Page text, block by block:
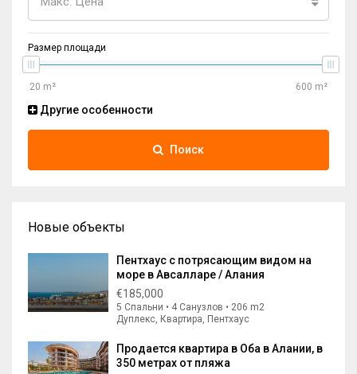
Размер площади
Другие особенности
Поиск
Новые объекты
Пентхаус с потрясающим видом на
море в Авсалларе / Алания
€185,000
5 Спальни • 4 Санузлов • 206 m2
Дуплекс, Квартира, Пентхаус
Продается квартира в Оба в Алании, в
350 метрах от пляжа